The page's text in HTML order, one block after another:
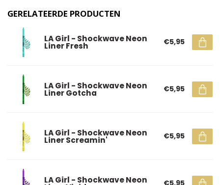
GERELATEERDE PRODUCTEN
LA Girl - Shockwave Neon
Liner Fresh €5,95
LA Girl - Shockwave Neon
Liner Gotcha €5,95
LA Girl - Shockwave Neon
Liner Screamin' €5,95
LA Girl - Shockwave Neon €5,95